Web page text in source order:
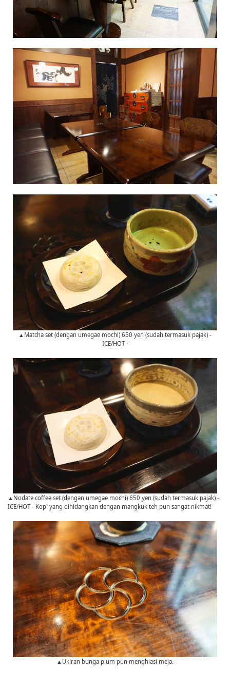
▲Matcha set (dengan umegae mochi) 650 yen (sudah termasuk pajak) -
ICE/HOT -
▲Nodate coffee set (dengan umegae mochi) 650 yen (sudah termasuk pajak) -
ICE/HOT - Kopi yang dihidangkan dengan mangkuk teh pun sangat nikmat!
▲Ukiran bunga plum pun menghiasi meja.